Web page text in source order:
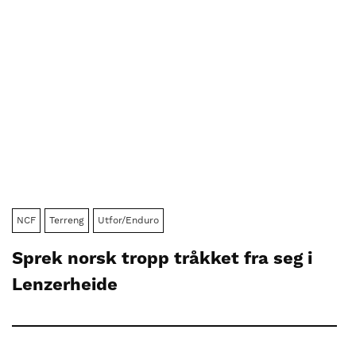
NCF Terreng Utfor/Enduro
Sprek norsk tropp tråkket fra seg i
Lenzerheide